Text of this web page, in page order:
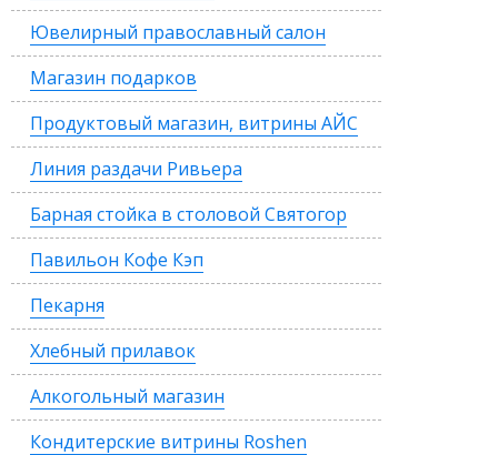
Ювелирный православный салон
Магазин подарков
Продуктовый магазин, витрины АЙС
Линия раздачи Ривьера
Барная стойка в столовой Святогор
Павильон Кофе Кэп
Пекарня
Хлебный прилавок
Алкогольный магазин
Кондитерские витрины Roshen